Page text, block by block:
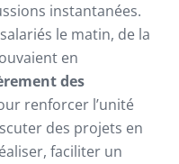
instantanées.
le matin, de la
en
des
renforcer l’unité
des projets en
faciliter un